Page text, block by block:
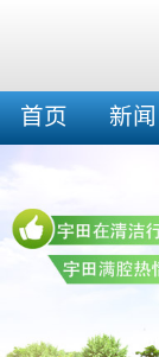
首页 新闻